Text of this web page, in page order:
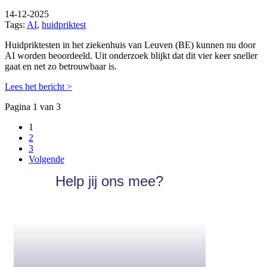
14-12-2025
Tags: AI, huidpriktest
Huidpriktesten in het ziekenhuis van Leuven (BE) kunnen nu door
AI worden beoordeeld. Uit onderzoek blijkt dat dit vier keer sneller
gaat en net zo betrouwbaar is.
Lees het bericht >
Pagina 1 van 3
1
2
3
Volgende
Help jij ons mee?